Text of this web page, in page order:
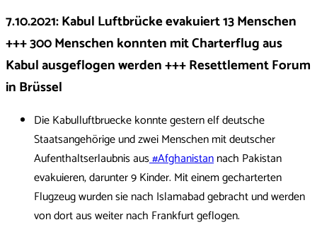
7.10.2021:Kabul Luftbrücke evakuiert 13 Menschen
+++ 300 Menschen konnten mit Charterflug aus
Kabul ausgeflogen werden +++ Resettlement Forum
in Brüssel
Die Kabulluftbruecke konnte gestern elf deutsche
Staatsangehörige und zwei Menschen mit deutscher
Aufenthaltserlaubnis aus#Afghanistannach Pakistan
evakuieren, darunter 9 Kinder. Mit einem gecharterten
Flugzeug wurden sie nach Islamabad gebracht und werden
von dort aus weiter nach Frankfurt geflogen.